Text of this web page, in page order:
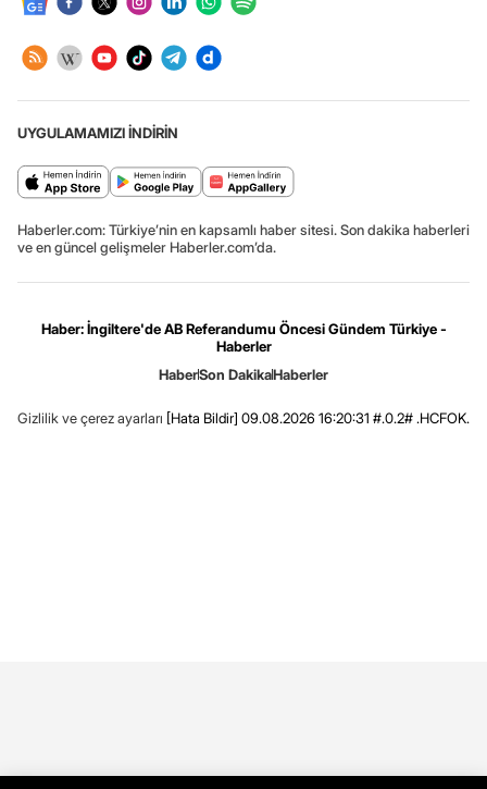
UYGULAMAMIZI İNDİRİN
Haberler.com: Türkiye’nin en kapsamlı haber sitesi. Son dakika haberleri
ve en güncel gelişmeler Haberler.com’da.
Haber: İngiltere'de AB Referandumu Öncesi Gündem Türkiye -
Haberler
HaberSon DakikaHaberler
Gizlilik ve çerez ayarları [Hata Bildir] 09.08.2026 16:20:31 #.0.2# .HCFOK.